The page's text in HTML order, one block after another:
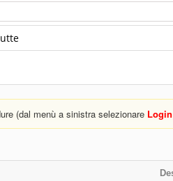
(dal menù a sinistra selezionare Login